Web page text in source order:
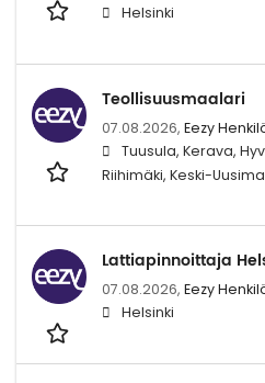
Helsinki
Teollisuusmaalari
07.08.2026, Eezy
Tuusula, Kerava,
Riihimäki, Keski-
Lattiapinnoittaja
07.08.2026, Eezy
Helsinki